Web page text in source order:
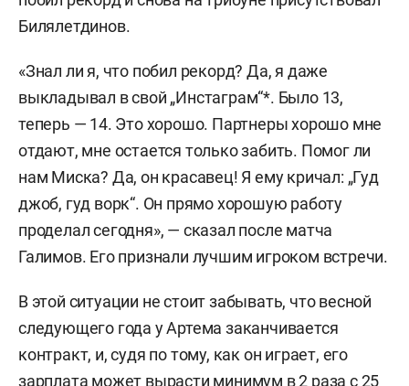
Билялетдинов.
«Знал ли я, что побил рекорд? Да, я даже
выкладывал в свой „Инстаграм“*. Было 13,
теперь — 14. Это хорошо. Партнеры хорошо мне
отдают, мне остается только забить. Помог ли
нам Миска? Да, он красавец! Я ему кричал: „Гуд
джоб, гуд ворк“. Он прямо хорошую работу
проделал сегодня», — сказал после матча
Галимов. Его признали лучшим игроком встречи.
В этой ситуации не стоит забывать, что весной
следующего года у Артема заканчивается
контракт, и, судя по тому, как он играет, его
зарплата может вырасти минимум в 2 раза с 25